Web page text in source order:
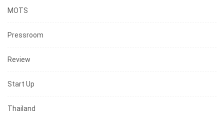
MOTS
Pressroom
Review
Start Up
Thailand